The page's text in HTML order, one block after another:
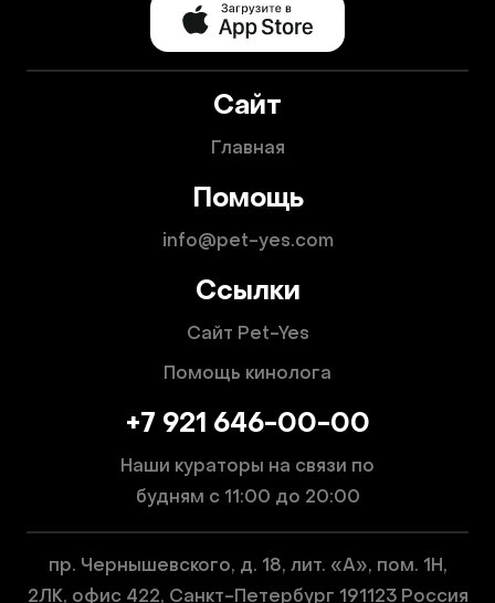
Сайт
Главная
Помощь
info@pet-yes.com
Ссылки
Сайт Pet-Yes
Помощь кинолога
+7 921 646-00-00
Наши кураторы на связи по
будням с 11:00 до 20:00
пр. Чернышевского, д. 18, лит. «А», пом. 1Н,
2ЛК, офис 422, Санкт-Петербург 191123 Россия